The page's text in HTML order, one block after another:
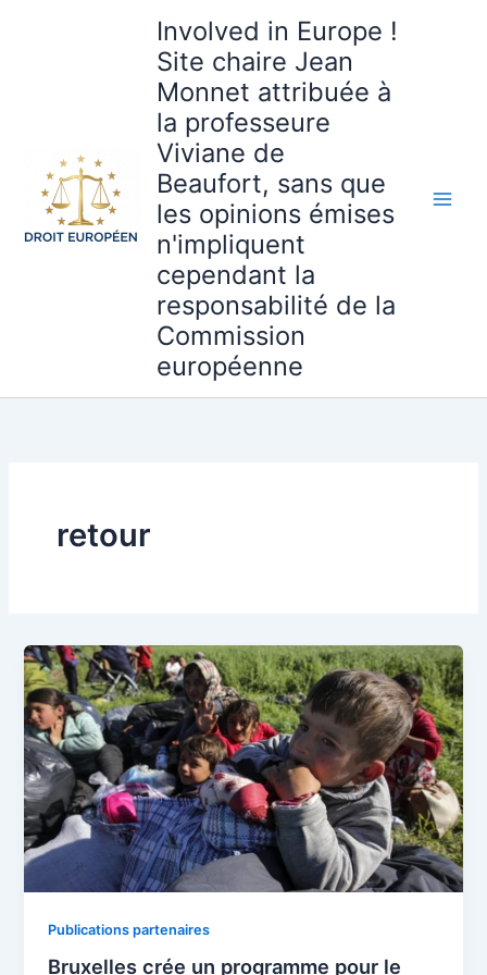
Involved in Europe !
Site chaire Jean
Monnet attribuée à
la professeure
Viviane de
Beaufort, sans que
les opinions émises
n'impliquent
cependant la
responsabilité de la
Commission
européenne
retour
Publications partenaires
Bruxelles crée un programme pour le